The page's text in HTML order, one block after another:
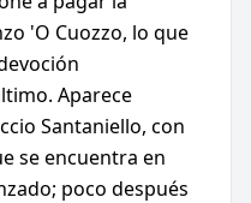
'O Cuozzo, lo que
Aparece
Santaniello, con
se encuentra en
poco después